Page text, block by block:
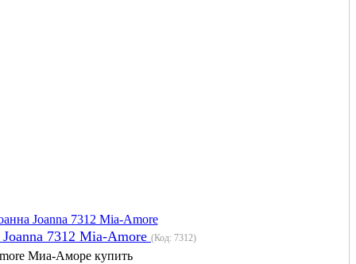
7312 Mia-Amore (Код: 7312)
Миа-Аморе купить